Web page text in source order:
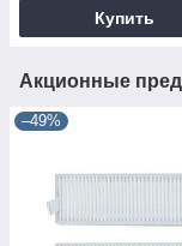
Купить
Акционные
–49%